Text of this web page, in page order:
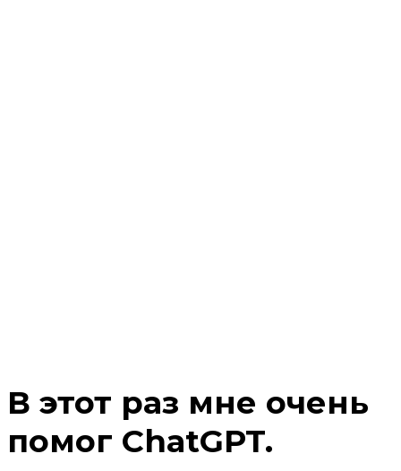
В этот раз мне очень
помог ChatGPT.